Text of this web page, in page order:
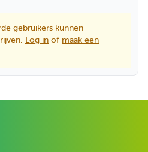
gebruikers kunnen
Log in of maak een